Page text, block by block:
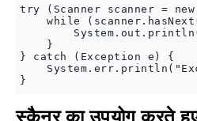
try (Scanner scanner =
while
    }
} catch (Exception e) {